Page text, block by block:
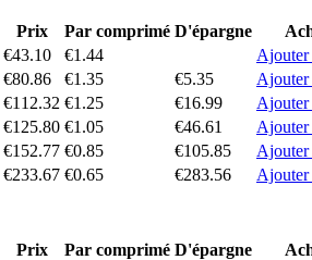
Prix Par comprimé D'épargne
€43.10 €1.44
Ajouter
€80.86 €1.35 €5.35
Ajouter
€112.32 €1.25 €16.99
Ajouter
€125.80 €1.05 €46.61
Ajouter
€152.77 €0.85 €105.85
Ajouter
€233.67 €0.65 €283.56 Ajouter
Prix Par comprimé D'épargne